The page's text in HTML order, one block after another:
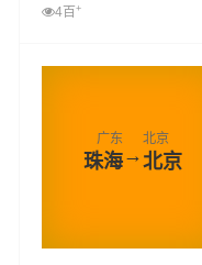
4百 +
广东
珠海→
北京
北京